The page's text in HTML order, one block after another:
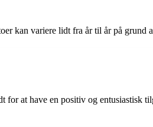
kan variere lidt fra år til år på grund
for at have en positiv og entusiastisk